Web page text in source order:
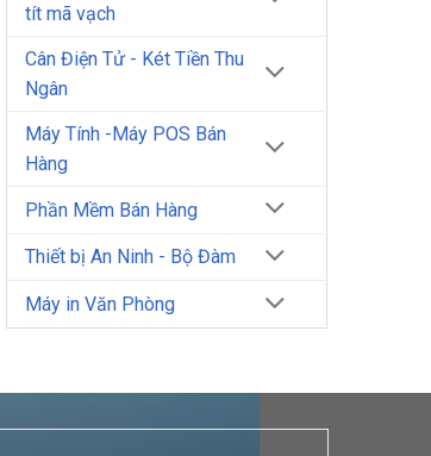
tít mã vạch
Cân Điện Tử - Két Tiền Thu
Ngân
Máy Tính -Máy POS Bán
Hàng
Phần Mềm Bán Hàng
Thiết bị An Ninh - Bộ Đàm
Máy in Văn Phòng